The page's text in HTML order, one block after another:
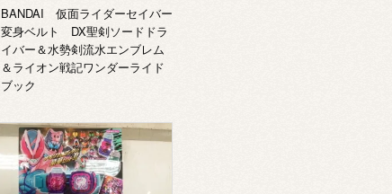
BANDAI 仮面ライダーセイバー
変身ベルト DX聖剣ソードドラ
イバー＆水勢剣流水エンブレム
＆ライオン戦記ワンダーライド
ブック